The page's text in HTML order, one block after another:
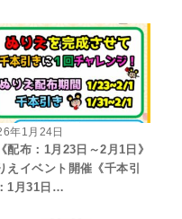
年1月24日
配布：1月23日～2月1日》
えイベント開催《千本引
1月31日…